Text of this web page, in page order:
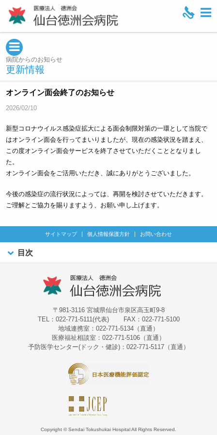
e
病院からのお知らせ
更新情報
オンライン面会終了のお知らせ
2026/02/10
新型コロナウイルス感染症拡大による面会制限対策の一環として当院で
はオンライン面会を行ってまいりましたが、現在の感染状況を踏まえ、
この度オンライン面会サービスを終了させていただくこととなりまし
た。
オンライン面会をご活用いただき、誠にありがとうございました。
今後の感染症の流行状況によっては、再開を検討させていただきます。
ご理解とご協力を賜りますよう、お願い申し上げます。
サイトマップ 個人情報保護方針 お問い合わせ
目次
〒981-3116 宮城県仙台市泉区高玉町9-8
TEL：022-771-5111(代表)
FAX：022-771-5100
地域連携室：022-771-5134（直通）
医療福祉相談室：022-771-5106（直通）
予防医学センター(ドック・健診)：022-771-5117（直通）
Copyright © Sendai Tokushukai Hospital All Rights Reserved.